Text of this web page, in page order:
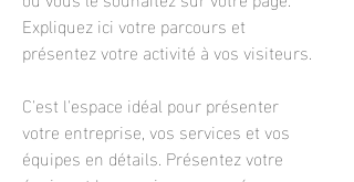
Expliquez ici votre parcours et
présentez votre activité à vos visiteurs.
C'est l'espace idéal pour présenter
votre entreprise, vos services et vos
équipes en détails. Présentez votre